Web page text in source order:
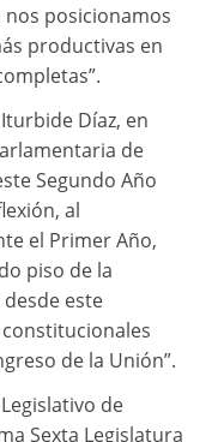
posicionamos
productivas en
Díaz, en
de
Segundo Año
al
el Primer Año,
piso de la
este
de la Unión”.
de
Sexta Legislatura